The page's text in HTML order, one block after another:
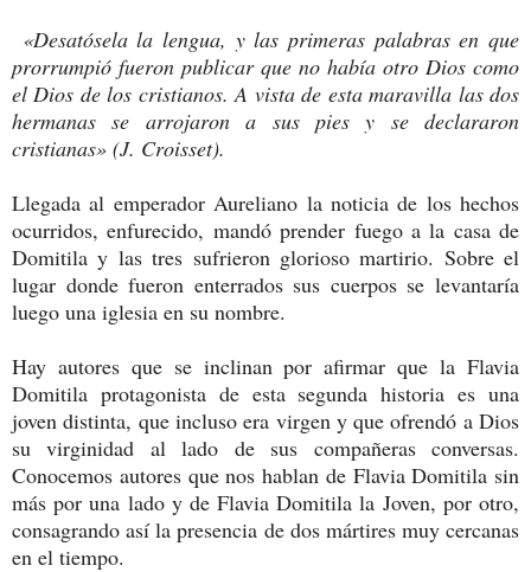
«Desatósela la lengua, y las primeras palabras en que
prorrumpió fueron publicar que no había otro Dios como
el Dios de los cristianos. A vista de esta maravilla las dos
hermanas se arrojaron a sus pies y se declararon
cristianas» (J. Croisset).
Llegada al emperador Aureliano la noticia de los hechos
ocurridos, enfurecido, mandó prender fuego a la casa de
Domitila y las tres sufrieron glorioso martirio. Sobre el
lugar donde fueron enterrados sus cuerpos se levantaría
luego una iglesia en su nombre.
Hay autores que se inclinan por afirmar que la Flavia
Domitila protagonista de esta segunda historia es una
joven distinta, que incluso era virgen y que ofrendó a Dios
su virginidad al lado de sus compañeras conversas.
Conocemos autores que nos hablan de Flavia Domitila sin
más por una lado y de Flavia Domitila la Joven, por otro,
consagrando así la presencia de dos mártires muy cercanas
en el tiempo.